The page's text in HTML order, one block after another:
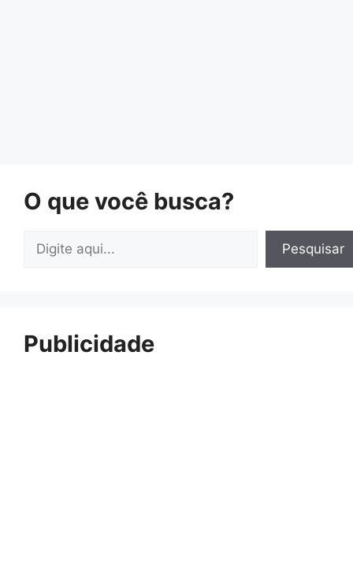
O que você busca?
Pesquisar
Pesquisar
Publicidade